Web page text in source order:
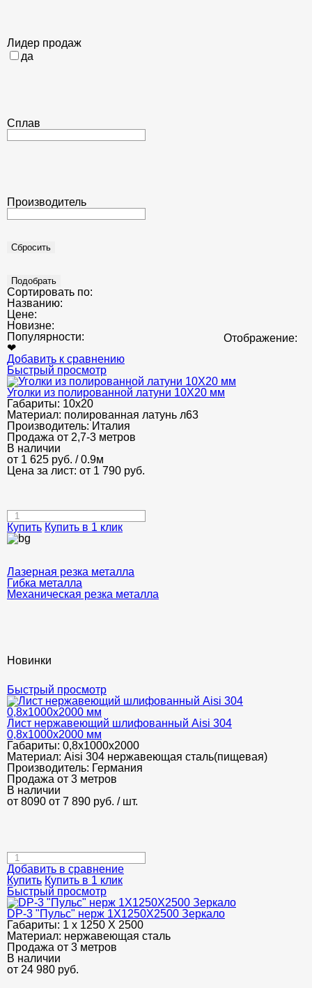
Лидер продаж
да
Сплав
Производитель
Сортировать по:
Названию:
Цене:
Новизне:
Популярности:
Отображение:
❤
Добавить к сравнению
Быстрый просмотр
Уголки из полированной латуни 10Х20 мм
Габариты: 10х20
Материал: полированная латунь л63
Производитель: Италия
Продажа от 2,7-3 метров
В наличии
от 1 625 руб. / 0.9м
Цена за лист: от 1 790 руб.
Купить Купить в 1 клик
Лазерная резка металла
Гибка металла
Механическая резка металла
Новинки
Быстрый просмотр
Лист нержавеющий шлифованный Aisi 304
0,8х1000х2000 мм
Габариты: 0,8х1000х2000
Материал: Aisi 304 нержавеющая сталь(пищевая)
Производитель: Германия
Продажа от 3 метров
В наличии
от 8090 от 7 890 руб. / шт.
Добавить в сравнение
Купить Купить в 1 клик
Быстрый просмотр
DP-3 "Пульс" нерж 1Х1250Х2500 Зеркало
Габариты: 1 х 1250 Х 2500
Материал: нержавеющая сталь
Продажа от 3 метров
В наличии
от 24 980 руб.